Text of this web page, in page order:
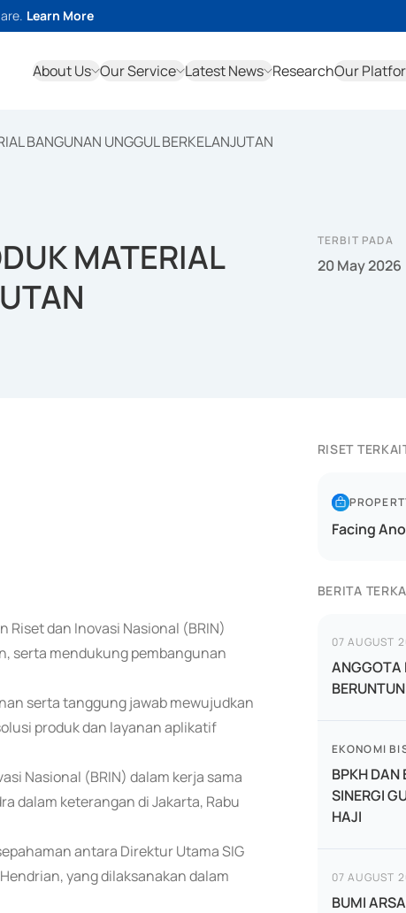
Learn More
About Us Our Service Latest News ResearchOur
BANGUNAN UNGGUL BERKELANJUTAN
MATERIAL
TERBIT PADA
20 May 2026
Riset dan Inovasi Nasional (BRIN)
serta mendukung pembangunan
serta tanggung jawab mewujudkan
produk dan layanan aplikatif
Nasional (BRIN) dalam kerja sama
dalam keterangan di Jakarta, Rabu
antara Direktur Utama SIG
yang dilaksanakan dalam
RISET
Facing
BERITA
07 AUGUST
ANGGOTA
EKONOMI
BPKH DAN
SINERGI
HAJI
07 AUGUST
BUMI